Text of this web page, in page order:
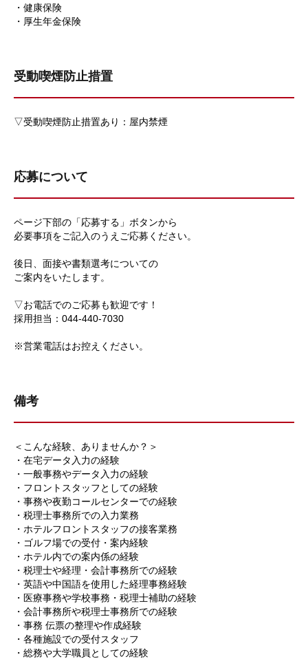
・健康保険
・厚生年金保険
受動喫煙防止措置
▽受動喫煙防止措置あり：屋内禁煙
応募について
ページ下部の「応募する」ボタンから
必要事項をご記入のうえご応募ください。
後日、面接や書類選考についての
ご案内をいたします。
▽お電話でのご応募も歓迎です！
採用担当：044-440-7030
※営業電話はお控えください。
備考
＜こんな経験、ありませんか？＞
・在宅データ入力の経験
・一般事務やデータ入力の経験
・フロントスタッフとしての経験
・事務や夜勤コールセンターでの経験
・税理士事務所での入力業務
・ホテルフロントスタッフの接客業務
・ゴルフ場での受付・案内経験
・ホテル内での案内係の経験
・税理士や経理・会計事務所での経験
・英語や中国語を使用した経理事務経験
・医療事務や学校事務・税理士補助の経験
・会計事務所や税理士事務所での経験
・事務 伝票の整理や作成経験
・各種施設での受付スタッフ
・総務や大学職員としての経験